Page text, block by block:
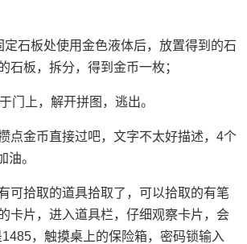
定石板处使用金色液体后，放置得到的石
石板，拆分，得到金币一枚；
门上，解开拼图，逃出。
点金币直接过吧，文字不太好描述，4个
油。
可拾取的道具拾取了，可以拾取的有笔
卡片，进入道具栏，仔细观察卡片，会
，触摸桌上的保险箱，密码锁输入